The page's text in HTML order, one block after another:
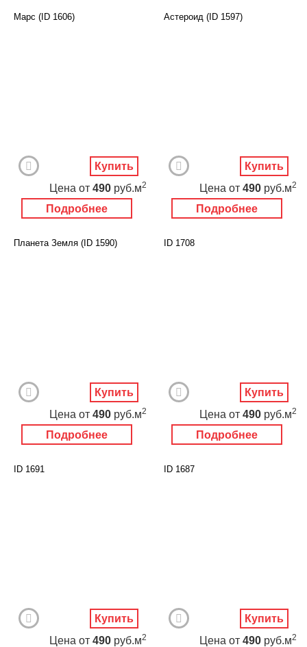
Марс (ID 1606)
Подробнее
Цена от 490 руб.м2
Купить
Астероид (ID 1597)
Подробнее
Цена от 490 руб.м2
Купить
Планета Земля (ID 1590)
Подробнее
Цена от 490 руб.м2
Купить
ID 1708
Подробнее
Цена от 490 руб.м2
Купить
ID 1691
Цена от 490 руб.м2
Купить
ID 1687
Цена от 490 руб.м2
Купить